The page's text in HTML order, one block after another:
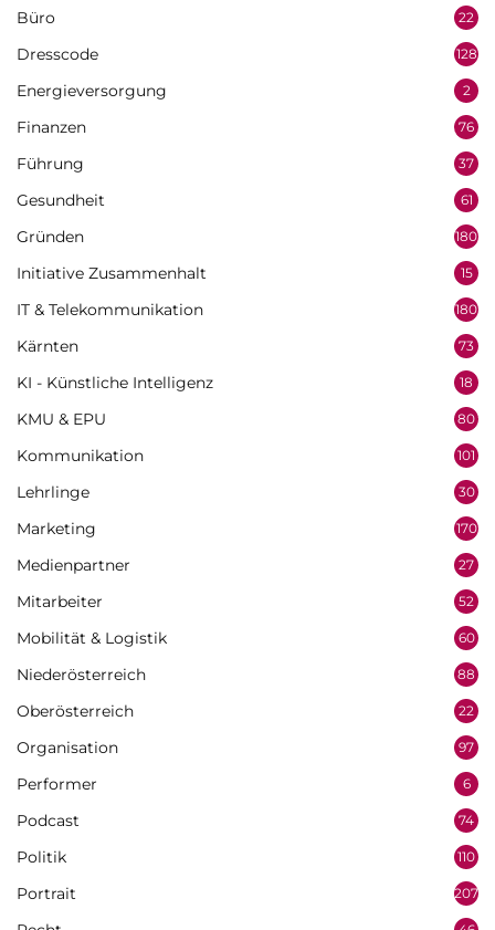
Büro 22
Dresscode 128
Energieversorgung 2
Finanzen 76
Führung 37
Gesundheit 61
Gründen 180
Initiative Zusammenhalt 15
IT & Telekommunikation 180
Kärnten 73
KI - Künstliche Intelligenz 18
KMU & EPU 80
Kommunikation 101
Lehrlinge 30
Marketing 170
Medienpartner 27
Mitarbeiter 52
Mobilität & Logistik 60
Niederösterreich 88
Oberösterreich 22
Organisation 97
Performer 6
Podcast 74
Politik 110
Portrait 207